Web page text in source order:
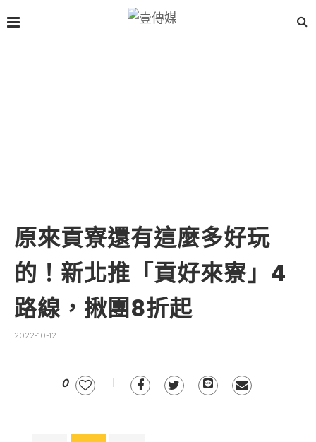
原來貢寮還有這麼多好玩
的！新北推「貢好來寮」4
路線，揪團8折起
2022-10-12
0